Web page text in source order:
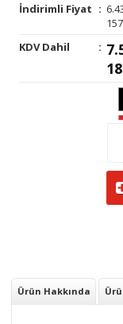
İndirimli Fiyat :
KDV Dahil
:
Ürün Hakkında